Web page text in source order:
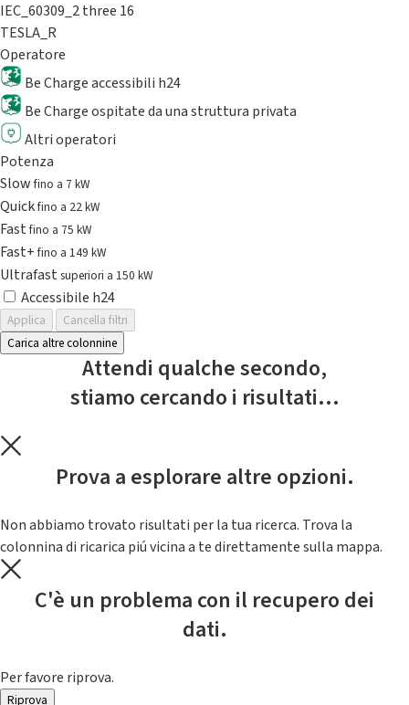
IEC_60309_2 three 16
TESLA_R
Operatore
Be Charge accessibili h24
Be Charge ospitate da una struttura privata
Altri operatori
Potenza
Slowfino a 7 kW
Quickfino a 22 kW
Fastfino a 75 kW
Fast+fino a 149 kW
Ultrafast superiori a 150 kW
Accessibile h24
Applica
Cancella filtri
Carica altre colonnine
Attendi qualche secondo,
stiamo cercando i risultati...
Prova a esplorare altre opzioni.
Non abbiamo trovato risultati per la tua ricerca. Trova la
colonnina di ricarica piú vicina a te direttamente sulla mappa.
C'è un problema con il recupero dei
dati.
Per favore riprova.
Riprova